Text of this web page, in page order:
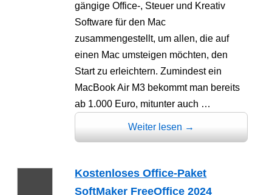
gängige Office-, Steuer und Kreativ
Software für den Mac
zusammengestellt, um allen, die auf
einen Mac umsteigen möchten, den
Start zu erleichtern. Zumindest ein
MacBook Air M3 bekommt man bereits
ab 1.000 Euro, mitunter auch …
Weiter lesen →
Kostenloses Office-Paket
SoftMaker FreeOffice 2024